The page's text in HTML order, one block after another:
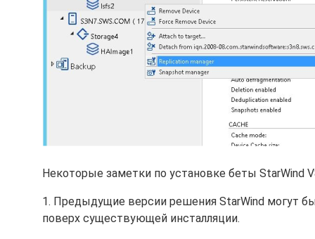
Некоторые заметки по установке беты StarWind
1. Предыдущие версии решения StarWind могут
поверх существующей инсталляции.